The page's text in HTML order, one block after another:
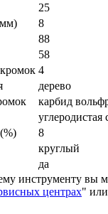
25
8
88
58
4
дерево
карбид
углеродистая
8
круглый
да
инструменту вы
центрах"